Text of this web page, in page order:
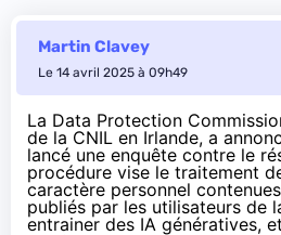
Martin Clavey
Le 14 avril 2025 à 09h49
La Data Protection
de la CNIL en Irlande, a
lancé une enquête contre le
procédure vise le traitement
caractère personnel
publiés par les utilisateurs de
entrainer des IA génératives,